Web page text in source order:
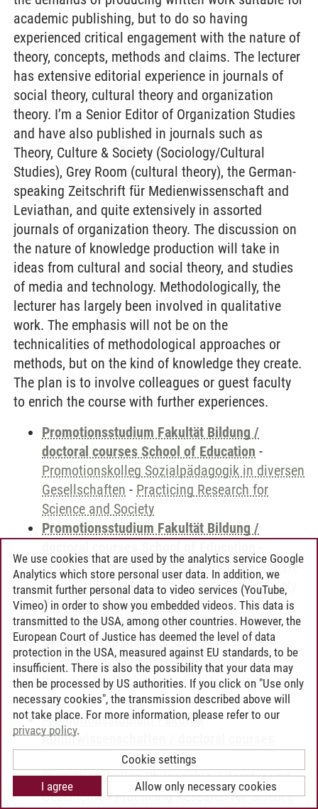
academic publishing, but to do so having
experienced critical engagement with the nature of
theory, concepts, methods and claims. The lecturer
has extensive editorial experience in journals of
social theory, cultural theory and organization
theory. I’m a Senior Editor of Organization Studies
and have also published in journals such as
Theory, Culture & Society (Sociology/Cultural
Studies), Grey Room (cultural theory), the German-
speaking Zeitschrift für Medienwissenschaft and
Leviathan, and quite extensively in assorted
journals of organization theory. The discussion on
the nature of knowledge production will take in
ideas from cultural and social theory, and studies
of media and technology. Methodologically, the
lecturer has largely been involved in qualitative
work. The emphasis will not be on the
technicalities of methodological approaches or
methods, but on the kind of knowledge they create.
The plan is to involve colleagues or guest faculty
to enrich the course with further experiences.
Promotionsstudium Fakultät Bildung /
doctoral courses School of Education -
Promotionskolleg Sozialpädagogik in diversen
Gesellschaften - Practicing Research for
Science and Society
Promotionsstudium Fakultät Bildung /
Promotionskolleg Wissenschaften der Künste
-Practicing Research for Science and Society
Promotionsstudium Fakultät
Kulturwissenschaften / doctoral courses
School of Culture and Society-
Promotionskolleg Darstellung Visualität
Wissen-Practicing Research for Science and
Society
Promotionsstudium Fakultät
Kulturwissenschaften / doctoral courses
School of Culture and Society
Promotionskolleg Philosophie, Literatur und
Geschichte -Practicing Research for Science
We use cookies that are used by the analytics service Google
Analytics which store personal user data. In addition, we
transmit further personal data to video services (YouTube,
Vimeo) in order to show you embedded videos. This data is
transmitted to the USA, among other countries. However, the
European Court of Justice has deemed the level of data
protection in the USA, measured against EU standards, to be
insufficient. There is also the possibility that your data may
then be processed by US authorities. If you click on "Use only
necessary cookies", the transmission described above will
not take place. For more information, please refer to our
privacy policy.
Cookie settings
Allow only necessary cookies
I agree